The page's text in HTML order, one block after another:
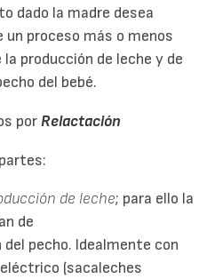
dado la madre desea
un proceso más o menos
producción de leche y de
del bebé.
porRelactación
de leche; para ello la
de
pecho. Idealmente con
(sacaleches